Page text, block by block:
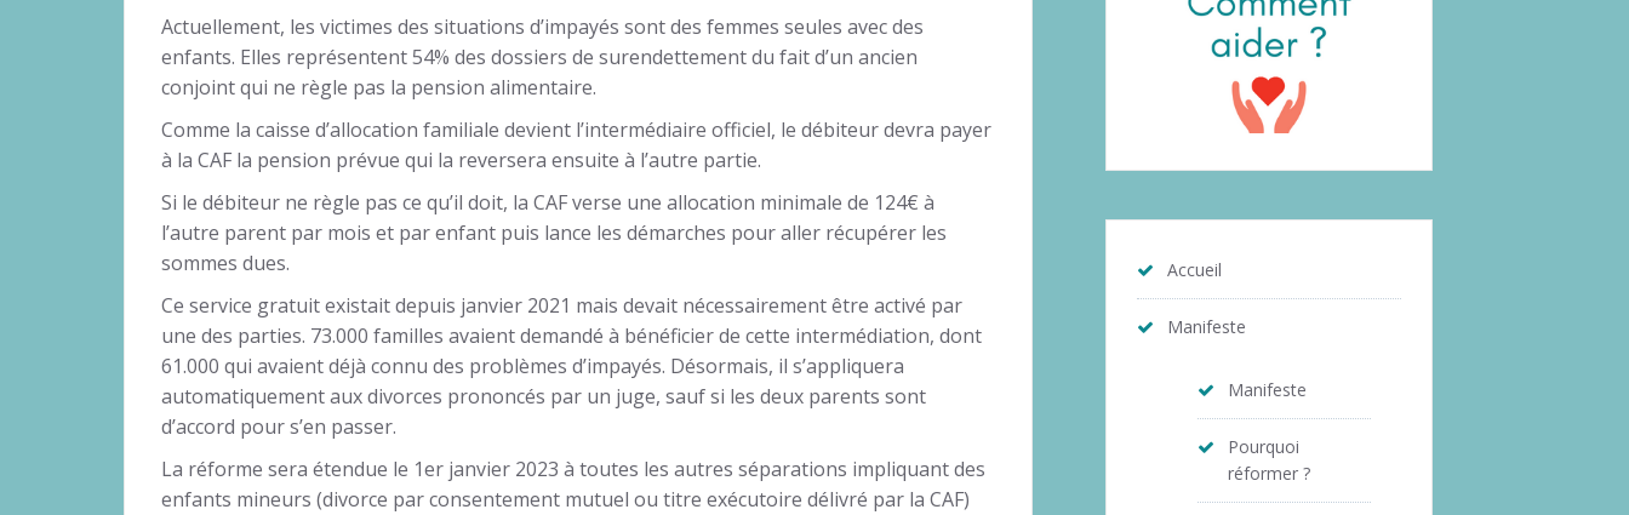
Actuellement, les victimes des situations d’impayés sont des femmes seules avec des
enfants. Elles représentent 54% des dossiers de surendettement du fait d’un ancien
conjoint qui ne règle pas la pension alimentaire.
Comme la caisse d’allocation familiale devient l’intermédiaire officiel, le débiteur devra payer
à la CAF la pension prévue qui la reversera ensuite à l’autre partie.
Si le débiteur ne règle pas ce qu’il doit, la CAF verse une allocation minimale de 124€ à
l’autre parent par mois et par enfant puis lance les démarches pour aller récupérer les
sommes dues.
Ce service gratuit existait depuis janvier 2021 mais devait nécessairement être activé par
une des parties. 73.000 familles avaient demandé à bénéficier de cette intermédiation, dont
61.000 qui avaient déjà connu des problèmes d’impayés. Désormais, il s’appliquera
automatiquement aux divorces prononcés par un juge, sauf si les deux parents sont
d’accord pour s’en passer.
La réforme sera étendue le 1er janvier 2023 à toutes les autres séparations impliquant des
enfants mineurs (divorce par consentement mutuel ou titre exécutoire délivré par la CAF)
Accueil
Manifeste
Manifeste
Pourquoi
réformer ?